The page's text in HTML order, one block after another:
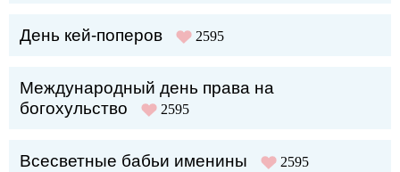
День кей-поперов 2595
Международный день права на
богохульство
2595
Всесветные бабьи именины 2595